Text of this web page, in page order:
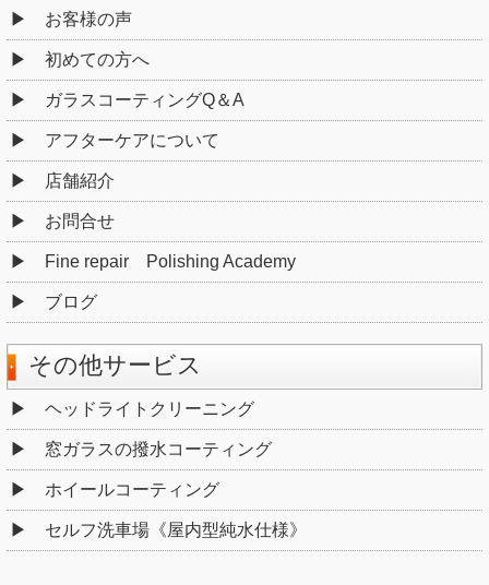
お客様の声
初めての方へ
ガラスコーティングQ＆A
アフターケアについて
店舗紹介
お問合せ
Fine repair Polishing Academy
ブログ
その他サービス
ヘッドライトクリーニング
窓ガラスの撥水コーティング
ホイールコーティング
セルフ洗車場《屋内型純水仕様》